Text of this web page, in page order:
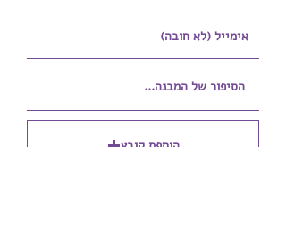
הוספת קובץ